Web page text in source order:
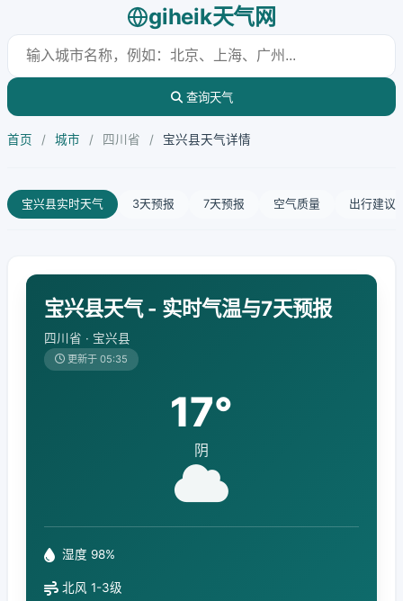
giheik天气网
查询天气
首页 / 城市 / 四川省 / 宝兴县天气详情
宝兴县实时天气 3天预报 7天预报 空气质量 出行建议
宝兴县天气 - 实时气温与7天预报
四川省 · 宝兴县
更新于 05:35
17°
阴
湿度 98%
北风 1-3级